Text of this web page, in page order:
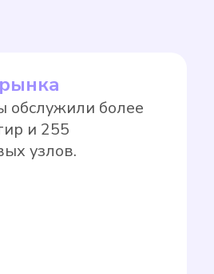
поверке в
тариф
с
чем по показаниям
обслужили более
и 255
узлов.